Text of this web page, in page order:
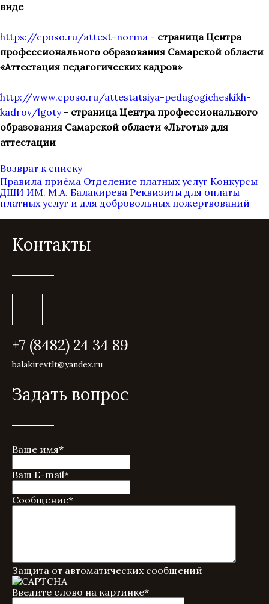
виде
https://cposo.ru/attest-norma - страница Центра
профессионального образования Самарской области
«Аттестация педагогических кадров»
http://www.cposo.ru/attestatsiya-pedagogicheskikh-
kadrov/lgoty- страница Центра профессионального
образования Самарской области «Льготы» для
аттестации
Возврат к списку
Правила приёма Отделение платных услуг Конкурсы
ДШИ ИМ. М.А. Балакирева Реквизиты для оплаты
платных услуг и для добровольных пожертвований
Контакты
+7 (8482) 24 34 89
balakirevtlt@yandex.ru
Задать вопрос
Ваше имя*
Ваш E-mail*
Сообщение*
Защита от автоматических сообщений
Введите слово на картинке*